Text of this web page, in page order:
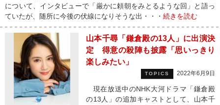
について、インタビューで「厳かに頼朝をみとるような回」と語っ
ていたが、随所に今後の伏線になりそうな出・・・ 続きを読む
山本千尋「鎌倉殿の13人」に出演決
定 得意の殺陣も披露「思いっきり
楽しみたい」
TOPICS 2022年6月9日
現在放送中のNHK大河ドラマ「鎌倉殿
の13人」の追加キャストとして、山本千